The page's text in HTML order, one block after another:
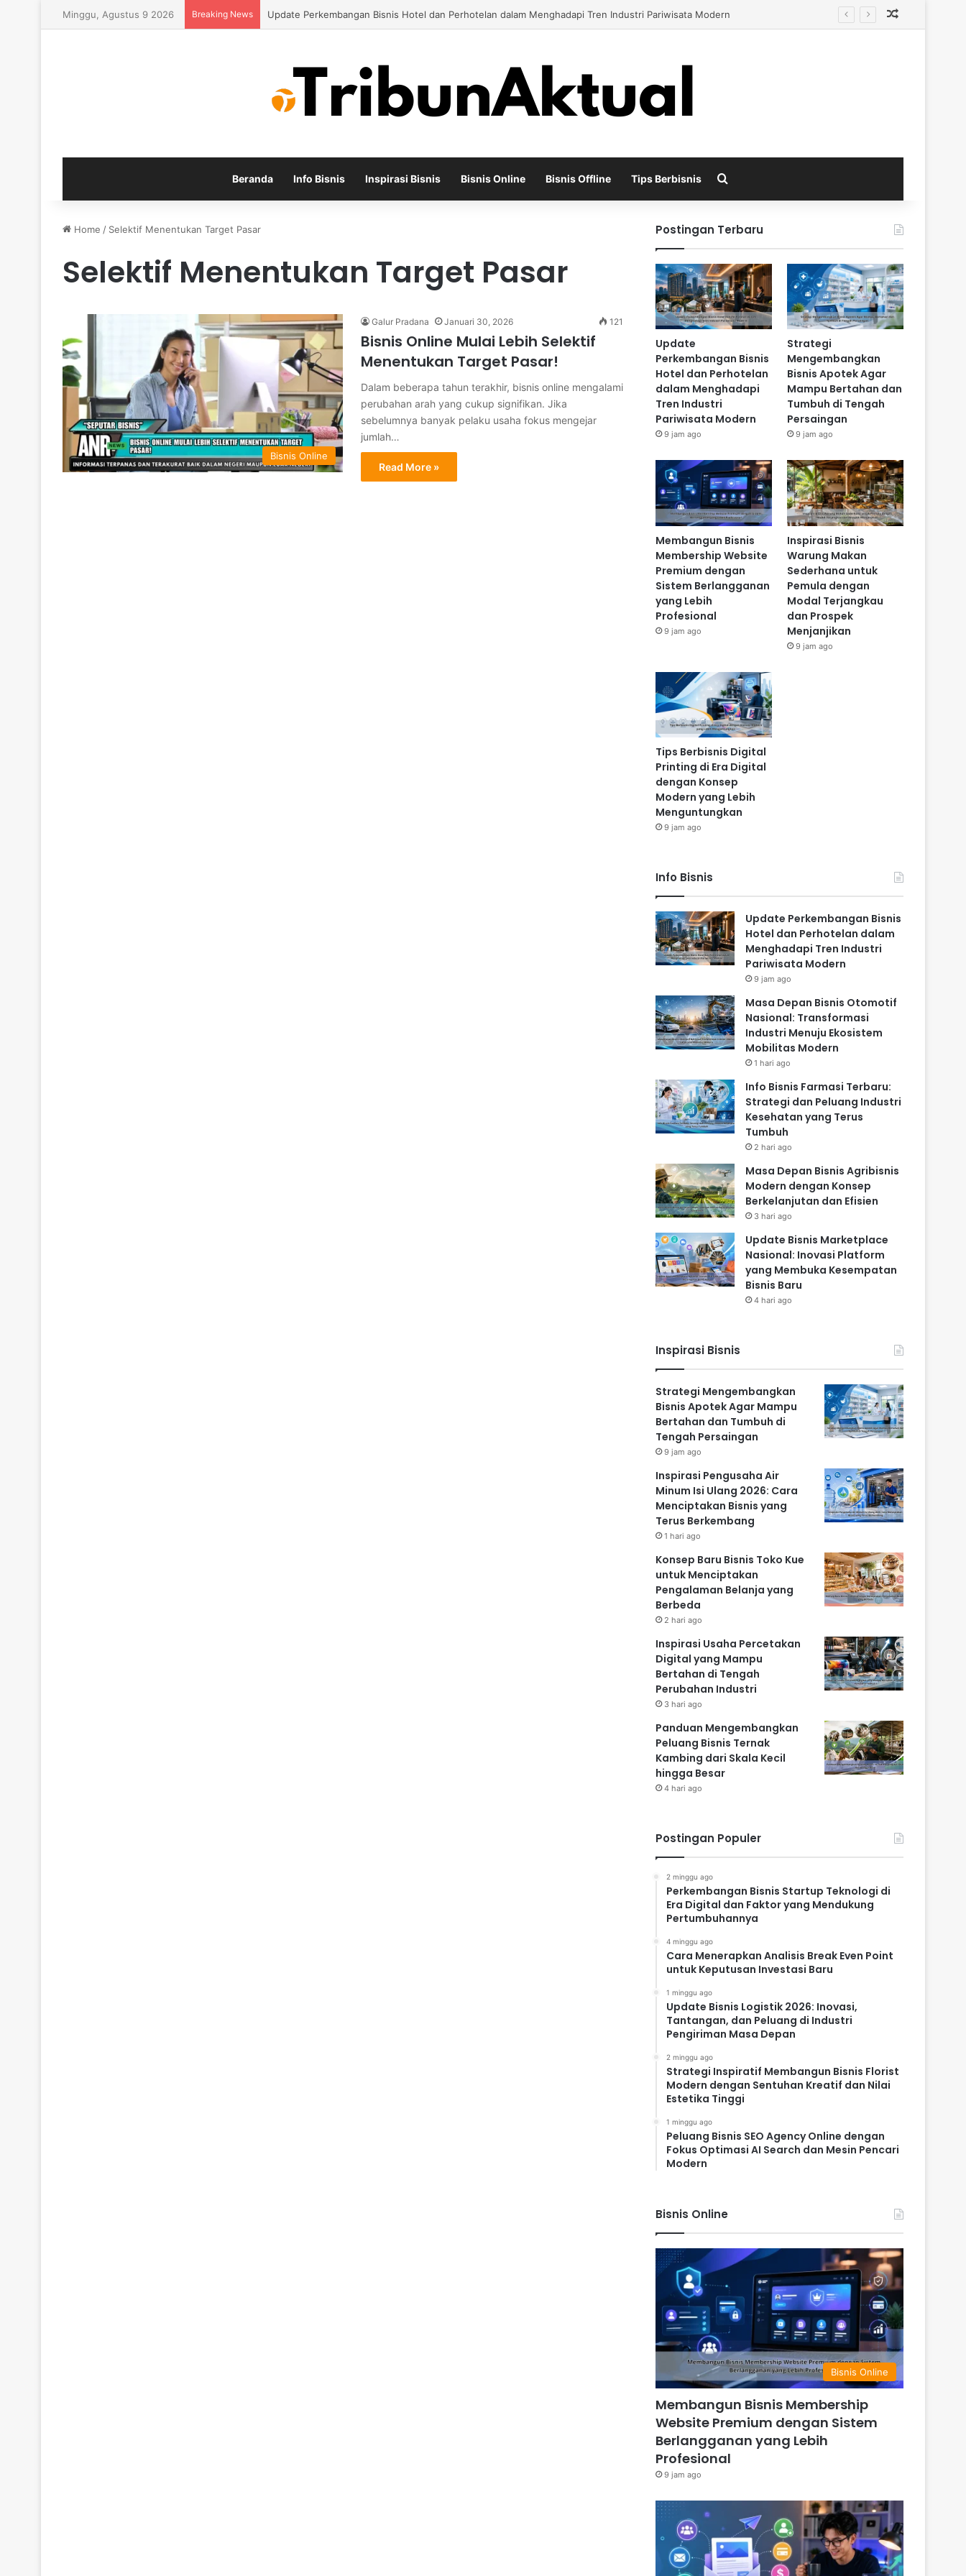
Minggu, Agustus 9 2026 Breaking News Strategi Mengembangkan Bisnis Apotek Agar Mampu Bertahan dan Tumbuh di Tengah Persaingan
Beranda Info Bisnis Inspirasi Bisnis Bisnis Online Bisnis Offline Tips Berbisnis Search for
Home / Selektif Menentukan Target Pasar
Selektif Menentukan Target Pasar
Bisnis Online
Galur Pradana Januari 30, 2026 121
Bisnis Online Mulai Lebih Selektif
Menentukan Target Pasar!
Dalam beberapa tahun terakhir, bisnis online mengalami
perubahan arah yang cukup signifikan. Jika
sebelumnya banyak pelaku usaha fokus mengejar
jumlah…
Read More »
Postingan Terbaru
Update
Perkembangan Bisnis
Hotel dan Perhotelan
dalam Menghadapi
Tren Industri
Pariwisata Modern
9 jam ago
Strategi
Mengembangkan
Bisnis Apotek Agar
Mampu Bertahan dan
Tumbuh di Tengah
Persaingan
9 jam ago
Membangun Bisnis
Membership Website
Premium dengan
Sistem Berlangganan
yang Lebih
Profesional
9 jam ago
Inspirasi Bisnis
Warung Makan
Sederhana untuk
Pemula dengan
Modal Terjangkau
dan Prospek
Menjanjikan
9 jam ago
Tips Berbisnis Digital
Printing di Era Digital
dengan Konsep
Modern yang Lebih
Menguntungkan
9 jam ago
Info Bisnis
Update Perkembangan Bisnis
Hotel dan Perhotelan dalam
Menghadapi Tren Industri
Pariwisata Modern
9 jam ago
Masa Depan Bisnis Otomotif
Nasional: Transformasi
Industri Menuju Ekosistem
Mobilitas Modern
1 hari ago
Info Bisnis Farmasi Terbaru:
Strategi dan Peluang Industri
Kesehatan yang Terus
Tumbuh
2 hari ago
Masa Depan Bisnis Agribisnis
Modern dengan Konsep
Berkelanjutan dan Efisien
3 hari ago
Update Bisnis Marketplace
Nasional: Inovasi Platform
yang Membuka Kesempatan
Bisnis Baru
4 hari ago
Inspirasi Bisnis
Strategi Mengembangkan
Bisnis Apotek Agar Mampu
Bertahan dan Tumbuh di
Tengah Persaingan
9 jam ago
Inspirasi Pengusaha Air
Minum Isi Ulang 2026: Cara
Menciptakan Bisnis yang
Terus Berkembang
1 hari ago
Konsep Baru Bisnis Toko Kue
untuk Menciptakan
Pengalaman Belanja yang
Berbeda
2 hari ago
Inspirasi Usaha Percetakan
Digital yang Mampu
Bertahan di Tengah
Perubahan Industri
3 hari ago
Panduan Mengembangkan
Peluang Bisnis Ternak
Kambing dari Skala Kecil
hingga Besar
4 hari ago
Postingan Populer
2 minggu ago
Perkembangan Bisnis Startup Teknologi di
Era Digital dan Faktor yang Mendukung
Pertumbuhannya
4 minggu ago
Cara Menerapkan Analisis Break Even Point
untuk Keputusan Investasi Baru
1 minggu ago
Update Bisnis Logistik 2026: Inovasi,
Tantangan, dan Peluang di Industri
Pengiriman Masa Depan
2 minggu ago
Strategi Inspiratif Membangun Bisnis Florist
Modern dengan Sentuhan Kreatif dan Nilai
Estetika Tinggi
1 minggu ago
Peluang Bisnis SEO Agency Online dengan
Fokus Optimasi AI Search dan Mesin Pencari
Modern
Bisnis Online
Bisnis Online
Membangun Bisnis Membership
Website Premium dengan Sistem
Berlangganan yang Lebih
Profesional
9 jam ago